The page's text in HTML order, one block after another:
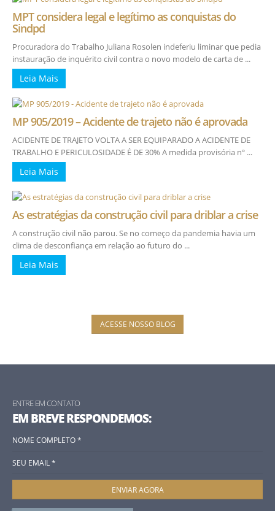
MPT considera legal e legítimo as conquistas do
Sindpd
Procuradora do Trabalho Juliana Rosolen indeferiu liminar que pedia
instauração de inquérito civil contra o novo modelo de carta de ...
Leia Mais
MP 905/2019 – Acidente de trajeto não é aprovada
ACIDENTE DE TRAJETO VOLTA A SER EQUIPARADO A ACIDENTE DE
TRABALHO E PERICULOSIDADE É DE 30% A medida provisória nº ...
Leia Mais
As estratégias da construção civil para driblar a crise
A construção civil não parou. Se no começo da pandemia havia um
clima de desconfiança em relação ao futuro do ...
Leia Mais
ACESSE NOSSO BLOG
ENTRE EM CONTATO
EM BREVE RESPONDEMOS: